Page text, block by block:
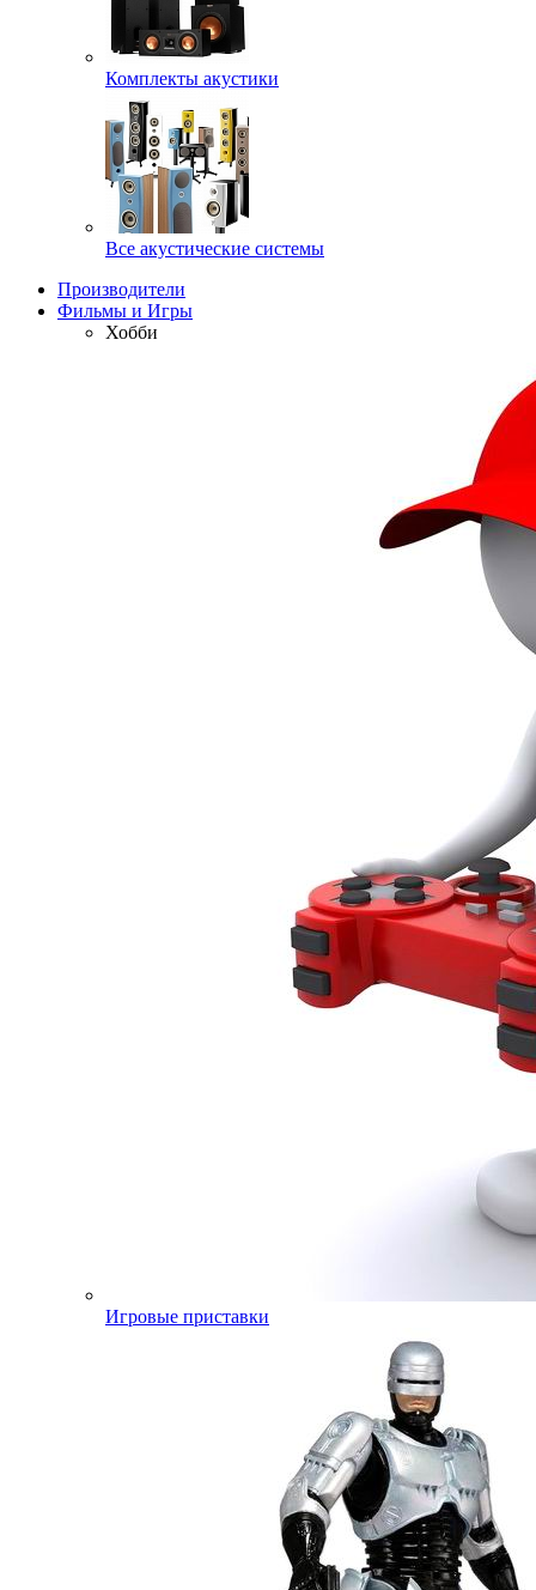
Комплекты акустики
Все акустические системы
Производители
Фильмы и Игры
Хобби
Игровые приставки